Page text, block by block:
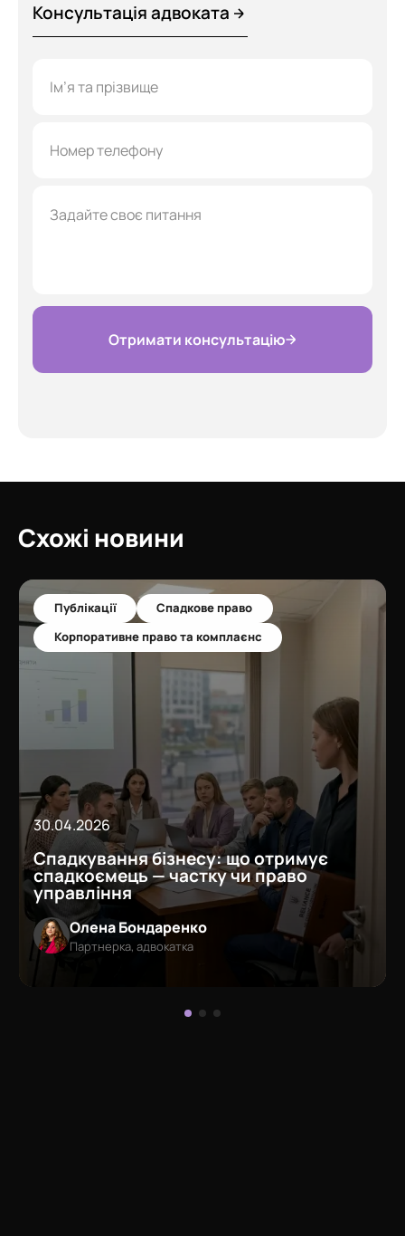
Консультація адвоката
Отримати консультацію
Схожі новини
Публікації
Спадкове право
Корпоративне право та комплаєнс
30.04.2026
Спадкування бізнесу: що отримує
спадкоємець — частку чи право
управління
Олена Бондаренко
Партнерка, адвокатка